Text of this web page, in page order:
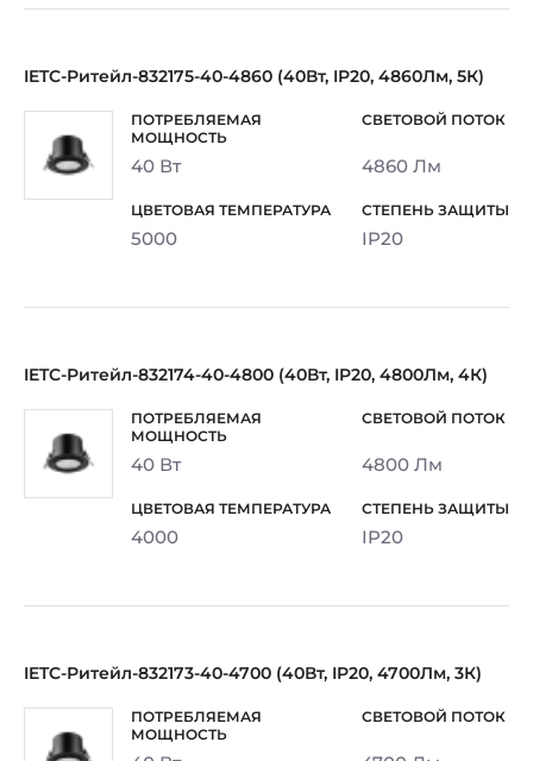
IETC-Ритейл-832175-40-4860 (40Вт, IP20, 4860Лм, 5К)
40 Вт 4860 Лм
5000 IP20
IETC-Ритейл-832174-40-4800 (40Вт, IP20, 4800Лм, 4К)
40 Вт 4800 Лм
4000 IP20
IETC-Ритейл-832173-40-4700 (40Вт, IP20, 4700Лм, 3К)